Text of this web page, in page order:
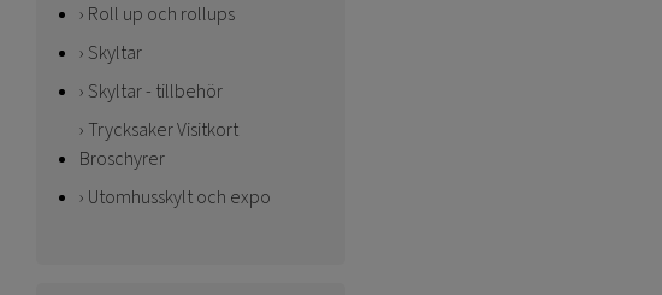
Roll up och rollups
Skyltar
Skyltar - tillbehör
Trycksaker Visitkort
Broschyrer
Utomhusskylt och expo